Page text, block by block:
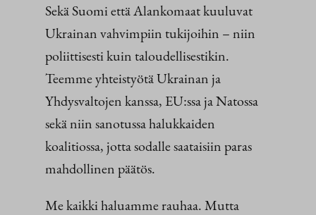
Sekä Suomi että Alankomaat kuuluvat
Ukrainan vahvimpiin tukijoihin – niin
poliittisesti kuin taloudellisestikin.
Teemme yhteistyötä Ukrainan ja
Yhdysvaltojen kanssa, EU:ssa ja Natossa
sekä niin sanotussa halukkaiden
koalitiossa, jotta sodalle saataisiin paras
mahdollinen päätös.
Me kaikki haluamme rauhaa. Mutta